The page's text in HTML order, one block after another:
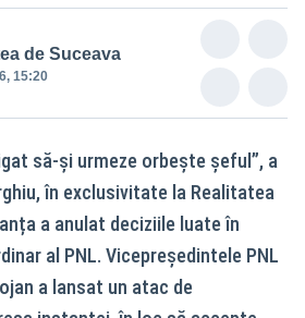
de Suceava
15:20
să‑și urmeze orbește șeful”, a
în exclusivitate la Realitatea
a anulat deciziile luate în
al PNL. Vicepreședintele PNL
a lansat un atac de